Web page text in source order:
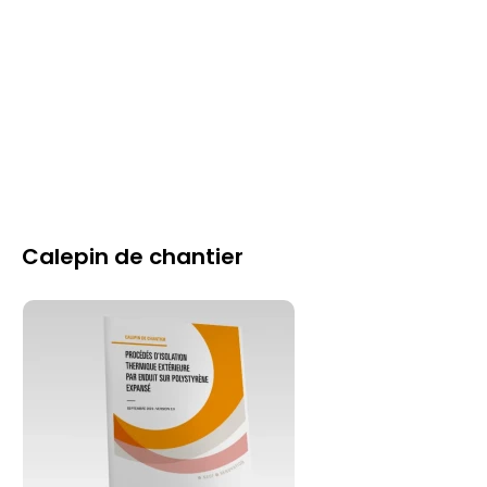
Calepin de chantier